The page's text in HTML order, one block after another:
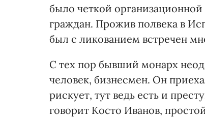
было четкой
граждан. Прожив полвека в
был с ликованием встречен
С тех пор бывший монарх
человек, бизнесмен. Он
рискует, тут ведь есть и
говорит Косто Иванов,